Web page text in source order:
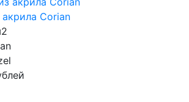
Corian